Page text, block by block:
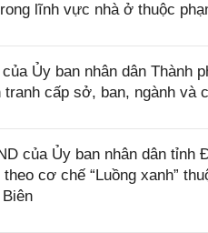
lĩnh vực nhà ở thuộc
Ủy ban nhân dân Thành
cấp sở, ban, ngành và
của Ủy ban nhân dân
cơ chế “Luồng xanh”